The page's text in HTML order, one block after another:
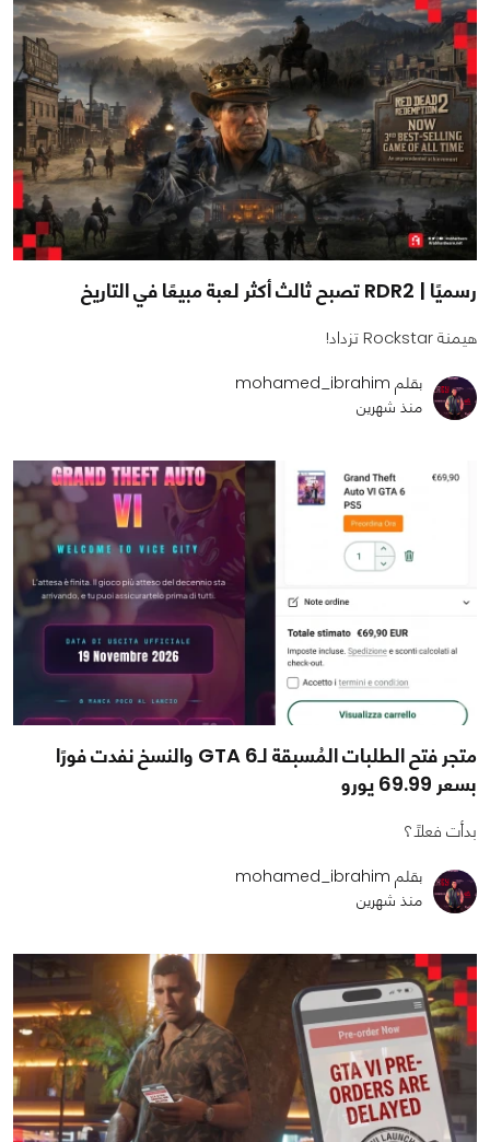
رسميًا | RDR2 تصبح ثالث أكثر لعبة مبيعًا في التاريخ
هيمنة Rockstar تزداد!
بقلم mohamed_ibrahim
منذ شهرين
متجر فتح الطلبات المُسبقة لـGTA 6 والنسخ نفدت فورًا
بسعر 69.99 يورو
بدأت فعلًا؟
بقلم mohamed_ibrahim
منذ شهرين